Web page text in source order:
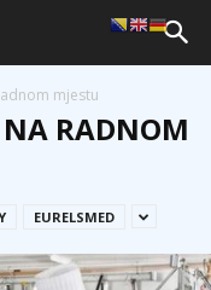
mjestu
RADNOM
EURELSMED